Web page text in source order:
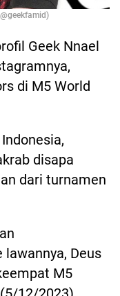
Geek Nnael
di M5 World
disapa
dari turnamen
Deus
M5